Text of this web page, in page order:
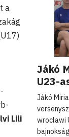
a
Lili
Jákó
U23-
Jákó
wroclawi